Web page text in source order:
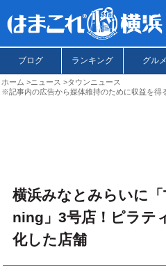
ブログ ランキング グルメ
ホーム ニュース
タウンニュース
※記事内の広告から媒体維持のために収益を得
横浜みなとみらいに
ning」3号店！ピラテ
化した店舗